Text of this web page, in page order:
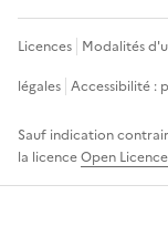
Licences Modalités
légales Accessibilité :
Sauf indication
la licenceOpen